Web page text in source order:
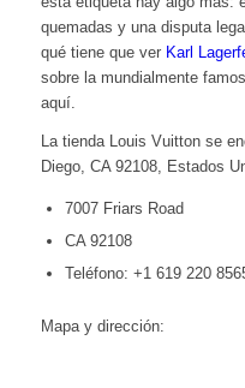
quemadas y una disputa
qué tiene que ver Karl
sobre la mundialmente
aquí.
La tienda Louis Vuitton se
Diego, CA 92108, Estados
7007 Friars Road
CA 92108
Teléfono: +1 619 220
Mapa y dirección: